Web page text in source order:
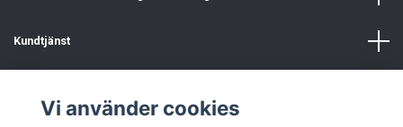
Kundtjänst
Vi använder cookies